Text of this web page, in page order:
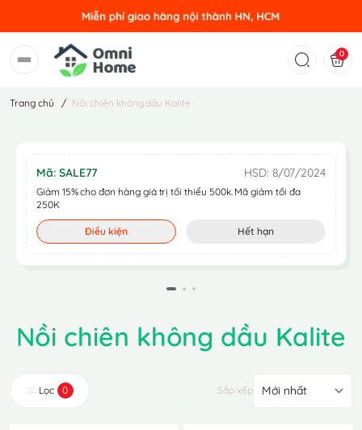
0
Trang chủ / Nồi chiên không dầu Kalite
Mã: SALE77 HSD: 8/07/2024
Giảm 15% cho đơn hàng giá trị tối thiểu 500k. Mã giảm tối đa
250K
Điều kiện Hết hạn
Nồi chiên không dầu Kalite
Lọc 0 Sắp xếp